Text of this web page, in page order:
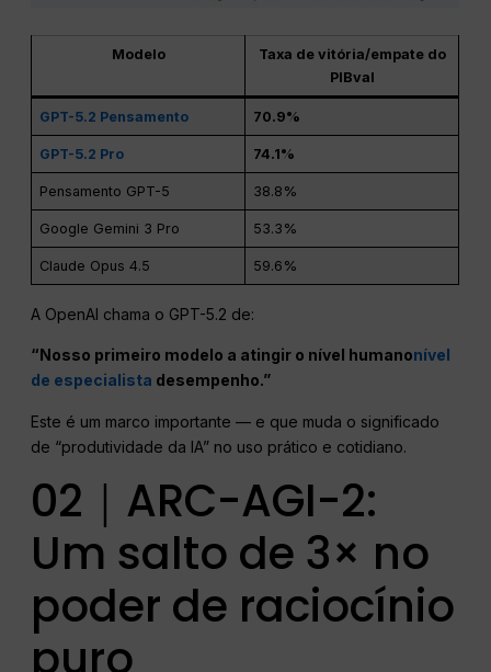
Modelo
Taxa de vitória/empate do
PIBval
GPT-5.2 Pensamento 70.9%
GPT-5.2 Pro 74.1%
Pensamento GPT-5 38.8%
Google Gemini 3 Pro 53.3%
Claude Opus 4.5 59.6%
A OpenAI chama o GPT-5.2 de:
“Nosso primeiro modelo a atingir o nível humanonível
de especialista desempenho.”
Este é um marco importante — e que muda o significado
de “produtividade da IA” no uso prático e cotidiano.
02｜ARC-AGI-2:
Um salto de 3× no
poder de raciocínio
puro